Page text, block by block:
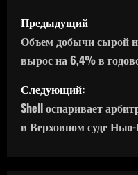
Н
а
в
и
г
Предыдущий
Объем добычи сырой
вырос на 6,4% в
Следующий:
Shell оспаривает
в Верховном суде